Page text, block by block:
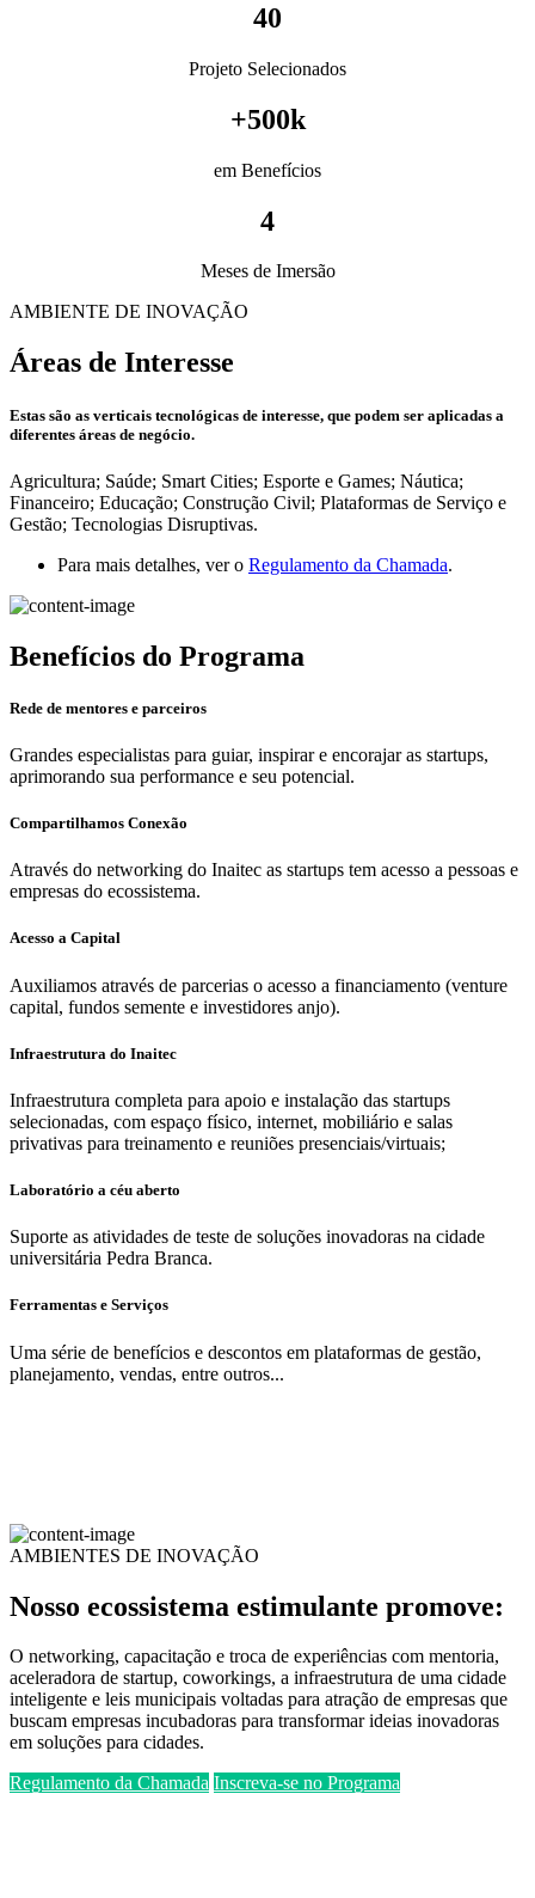
40
Projeto Selecionados
+500k
em Benefícios
4
Meses de Imersão
AMBIENTE DE INOVAÇÃO
Áreas de Interesse
Estas são as verticais tecnológicas de interesse, que podem ser aplicadas a
diferentes áreas de negócio.
Agricultura; Saúde; Smart Cities; Esporte e Games; Náutica;
Financeiro; Educação; Construção Civil; Plataformas de Serviço e
Gestão; Tecnologias Disruptivas.
Para mais detalhes, ver o Regulamento da Chamada.
Benefícios do Programa
Rede de mentores e parceiros
Grandes especialistas para guiar, inspirar e encorajar as startups,
aprimorando sua performance e seu potencial.
Compartilhamos Conexão
Através do networking do Inaitec as startups tem acesso a pessoas e
empresas do ecossistema.
Acesso a Capital
Auxiliamos através de parcerias o acesso a financiamento (venture
capital, fundos semente e investidores anjo).
Infraestrutura do Inaitec
Infraestrutura completa para apoio e instalação das startups
selecionadas, com espaço físico, internet, mobiliário e salas
privativas para treinamento e reuniões presenciais/virtuais;
Laboratório a céu aberto
Suporte as atividades de teste de soluções inovadoras na cidade
universitária Pedra Branca.
Ferramentas e Serviços
Uma série de benefícios e descontos em plataformas de gestão,
planejamento, vendas, entre outros...
AMBIENTES DE INOVAÇÃO
Nosso ecossistema estimulante promove:
O networking, capacitação e troca de experiências com mentoria,
aceleradora de startup, coworkings, a infraestrutura de uma cidade
inteligente e leis municipais voltadas para atração de empresas que
buscam empresas incubadoras para transformar ideias inovadoras
em soluções para cidades.
Regulamento da Chamada Inscreva-se no Programa